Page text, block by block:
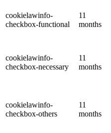
cookielawinfo-
checkbox-functional
11
months
cookielawinfo-
checkbox-necessary
11
months
cookielawinfo-
checkbox-others
11
months